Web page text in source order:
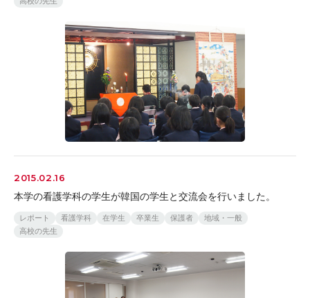
2015.02.16
本学の看護学科の学生が韓国の学生と交流会を行いました。
レポート 看護学科 在学生 卒業生 保護者
地域・一般
高校の先生